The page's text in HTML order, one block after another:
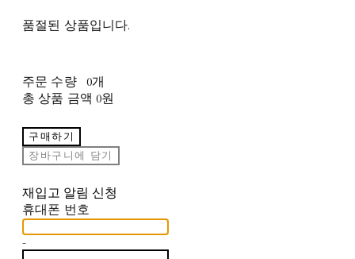
품절된 상품입니다.
주문 수량
0개
총 상품 금액 0원
구매하기
장바구니에 담기
재입고 알림 신청
휴대폰 번호
-